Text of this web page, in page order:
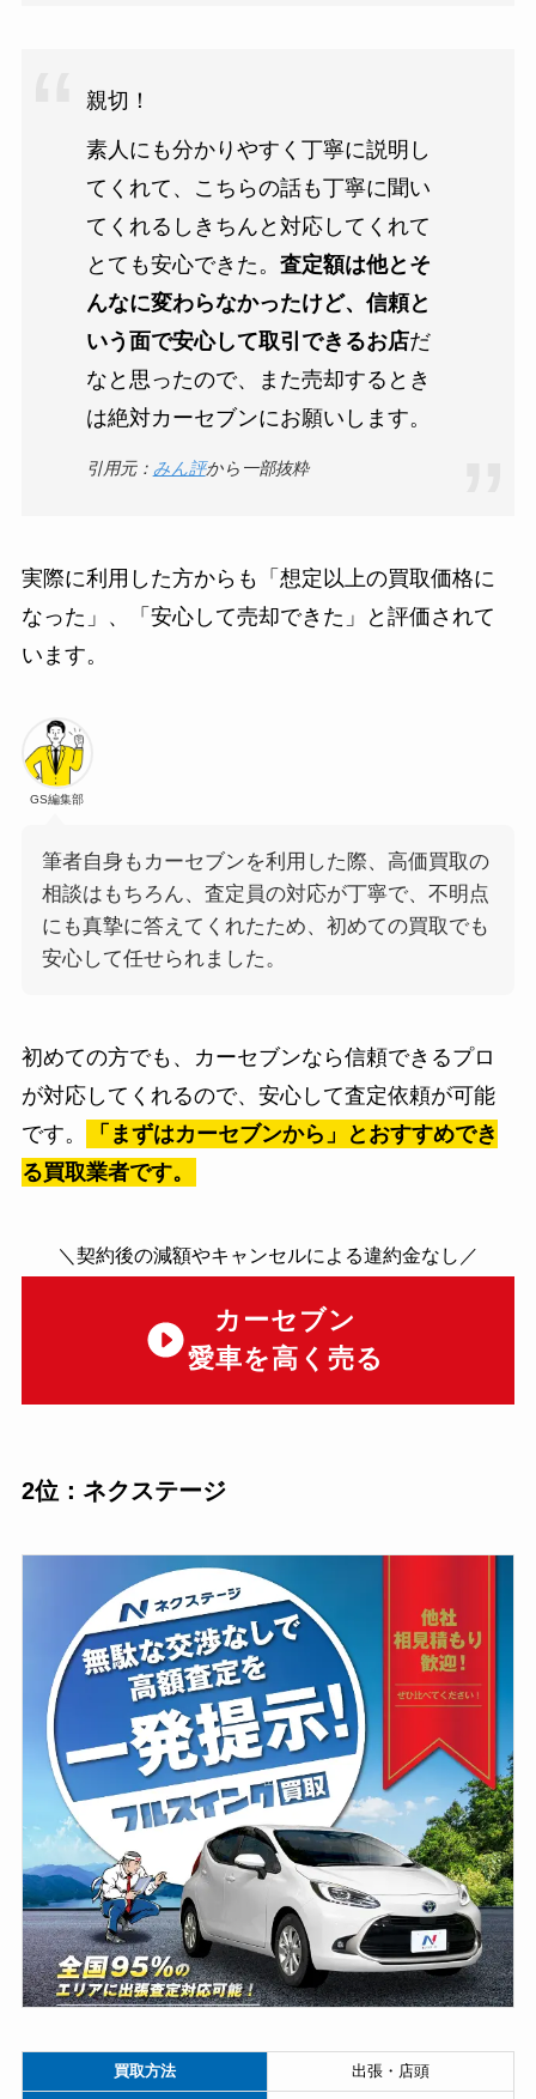
親切！
素人にも分かりやすく丁寧に説明し
てくれて、こちらの話も丁寧に聞い
てくれるしきちんと対応してくれて
とても安心できた。 査定額は他とそ
んなに変わらなかったけど、信頼と
いう面で安心して取引できるお店だ
なと思ったので、また売却するとき
は絶対カーセブンにお願いします。
引用元： みん評から一部抜粋
実際に利用した方からも「想定以上の買取価格に
なった」、「安心して売却できた」と評価されて
います。
GS編集部
筆者自身もカーセブンを利用した際、高価買取の
相談はもちろん、査定員の対応が丁寧で、不明点
にも真摯に答えてくれたため、初めての買取でも
安心して任せられました。
初めての方でも、カーセブンなら信頼できるプロ
が対応してくれるので、安心して査定依頼が可能
です。
「まずはカーセブンから」とおすすめでき
る買取業者です。
＼契約後の減額やキャンセルによる違約金なし／
カーセブン
愛車を高く売る
2位：ネクステージ
買取方法 出張・店頭